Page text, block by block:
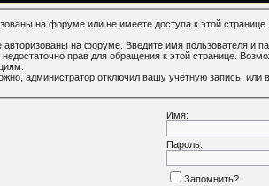
на форуме или не имеете доступа к этой
авторизованы на форуме. Введите имя пользователя и
недостаточно прав для обращения к этой странице.
администратор отключил вашу учётную запись, или
Имя:
Пароль:
Запомнить?